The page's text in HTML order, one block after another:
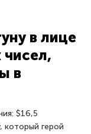
в лице
чисел,
в
$16,5
который герой